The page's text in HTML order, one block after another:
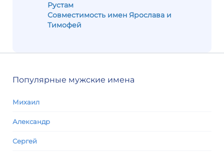
Рустам
Совместимость имен Ярослава и
Тимофей
Популярные мужские имена
Михаил
Александр
Сергей